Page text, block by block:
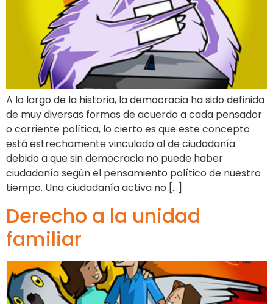
A lo largo de la historia, la democracia ha sido definida
de muy diversas formas de acuerdo a cada pensador
o corriente política, lo cierto es que este concepto
está estrechamente vinculado al de ciudadanía
debido a que sin democracia no puede haber
ciudadanía según el pensamiento político de nuestro
tiempo. Una ciudadanía activa no […]
Derecho a la unidad
familiar